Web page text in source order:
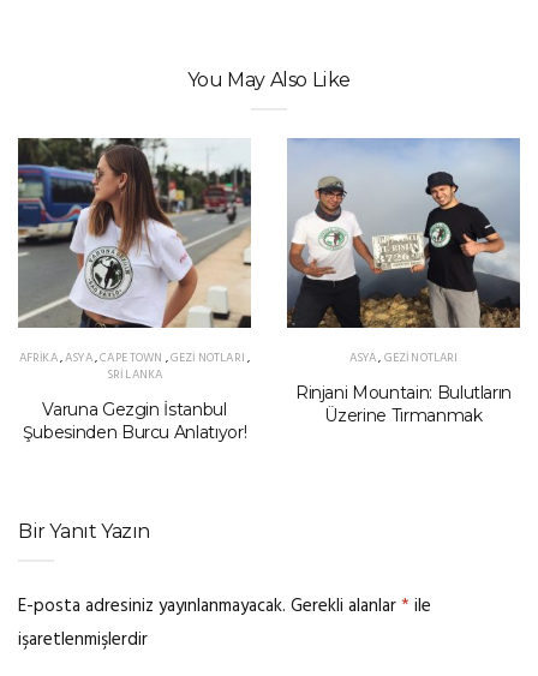
You May Also Like
AFRIKA,ASYA,CAPE TOWN ,GEZI NOTLARI,
SRI LANKA
Varuna Gezgin İstanbul
Şubesinden Burcu Anlatıyor!
ASYA,GEZI NOTLARI
Rinjani Mountain: Bulutların
Üzerine Tırmanmak
Bir Yanıt Yazın
E-posta adresiniz yayınlanmayacak. Gerekli alanlar* ile
işaretlenmişlerdir